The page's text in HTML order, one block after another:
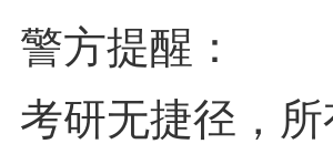
提醒：
无捷径，所有